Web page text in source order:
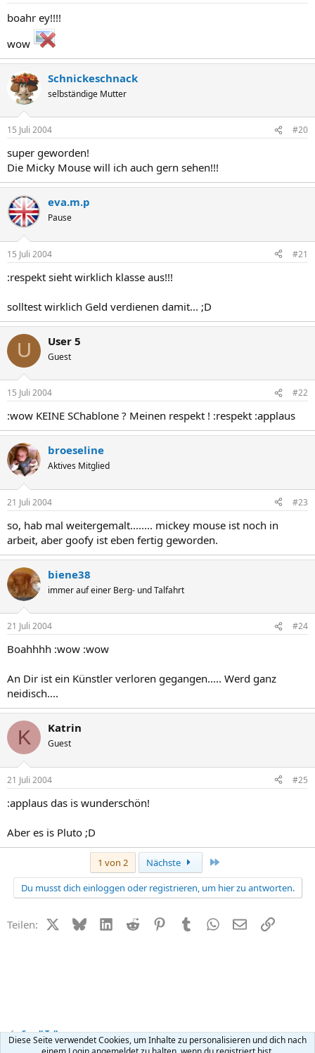
boahr ey!!!!
wow
Schnickeschnack
selbständige Mutter
15 Juli 2004 #20
super geworden!
Die Micky Mouse will ich auch gern sehen!!!
eva.m.p
Pause
15 Juli 2004 #21
:respekt sieht wirklich klasse aus!!!
solltest wirklich Geld verdienen damit... ;D
U User 5
Guest
15 Juli 2004 #22
:wow KEINE SChablone ? Meinen respekt ! :respekt :applaus
broeseline
Aktives Mitglied
21 Juli 2004 #23
so, hab mal weitergemalt........ mickey mouse ist noch in
arbeit, aber goofy ist eben fertig geworden.
biene38
immer auf einer Berg- und Talfahrt
21 Juli 2004 #24
Boahhhh :wow :wow
An Dir ist ein Künstler verloren gegangen..... Werd ganz
neidisch....
K Katrin
Guest
21 Juli 2004 #25
:applaus das is wunderschön!
Aber es is Pluto ;D
1 von 2 Nächste
Du musst dich einloggen oder registrieren, um hier zu antworten.
Teilen: X (Twitter)
BlueskyLinkedIn
Reddit PinterestTumblr WhatsApp
E-MailLink
Small Talk
Diese Seite verwendet Cookies, um Inhalte zu personalisieren und dich nach